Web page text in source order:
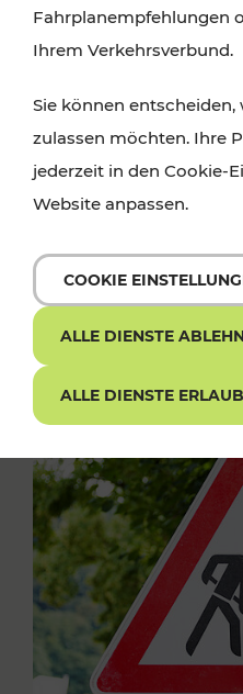
Fahrplanempfehlungen
Ihrem Verkehrsverbund.
Sie können entscheiden,
zulassen möchten. Ihre
jederzeit in den Cookie-
Website anpassen.
COOKIE
ALLE DIENSTE
ALLE DIENSTE